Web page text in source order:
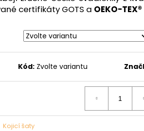
certifikáty GOTS a OEKO-
Kód: Zvolte variantu
Kojicí šaty